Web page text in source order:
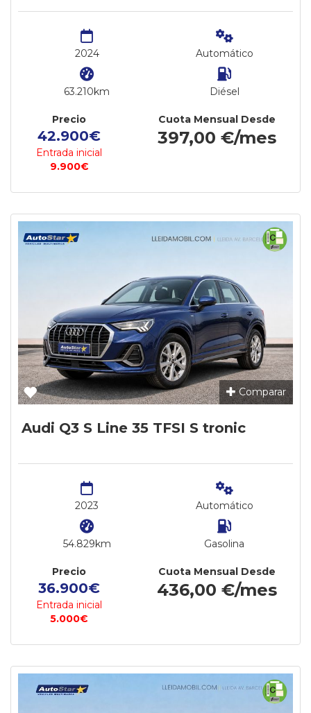
2024
63.210km
Automático
Diésel
Precio
42.900€
Entrada inicial
9.900€
Cuota Mensual Desde
397,00 €/mes
Comparar
Audi Q3 S Line 35 TFSI S tronic
2023
54.829km
Automático
Gasolina
Precio
36.900€
Entrada inicial
5.000€
Cuota Mensual Desde
436,00 €/mes